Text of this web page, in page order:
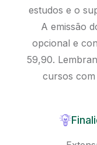
estudos e o
A emissão
opcional e
59,90.
cursos